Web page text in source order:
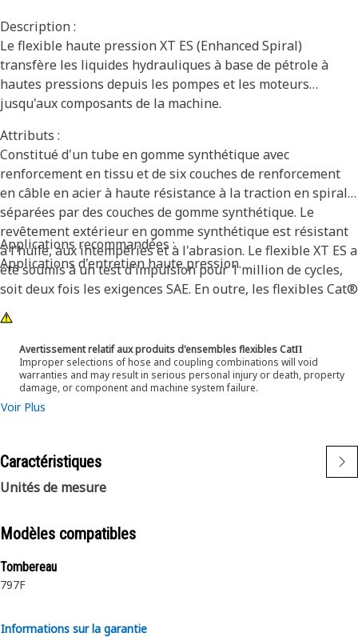
Description :
Le flexible haute pression XT ES (Enhanced Spiral)
transfère les liquides hydrauliques à base de pétrole à
hautes pressions depuis les pompes et les moteurs
jusqu'aux composants de la machine.
Attributs :
Constitué d'un tube en gomme synthétique avec
renforcement en tissu et de six couches de renforcement
en câble en acier à haute résistance à la traction en spirale
séparées par des couches de gomme synthétique. Le
revêtement extérieur en gomme synthétique est résistant
à l'huile, aux intempéries et à l'abrasion. Le flexible XT ES a
été soumis à un test d'impulsion pour 1 million de cycles,
soit deux fois les exigences SAE. En outre, les flexibles Cat®
XT ES sont conçus pour être utilisés à la moitié de l'angle
de courbure SAE. Ce qui signifie qu'ils se courbent mieux
dans les endroits étroits et réduisent la longueur de
flexible nécessaire. Ces caractéristiques garantissent une
installation simplifiée, une durée de vie élevée et une
excellente fiabilité.
Applications recommandées :
Applications d'entretien haute pression.
Avertissement relatif aux produits d'ensembles flexibles CatΠ
Improper selections of hose and coupling combinations will void
warranties and may result in serious personal injury or death, property
damage, or component and machine system failure.
Voir Plus
Caractéristiques
Unités de mesure
Modèles compatibles
Tombereau
797F
Informations sur la garantie